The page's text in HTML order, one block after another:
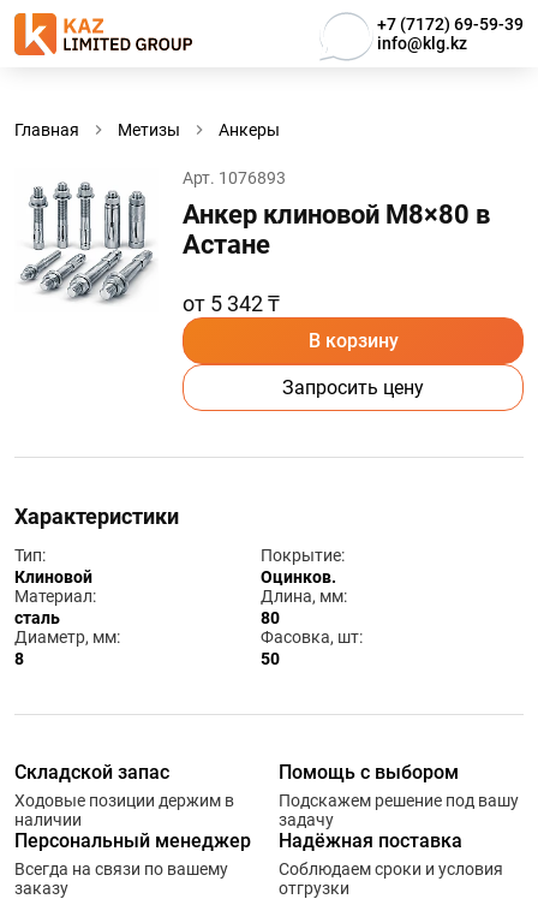
+7 (7172) 69-59-39
info@klg.kz
Главная Метизы Анкеры
Арт. 1076893
Анкер клиновой М8×80 в
Астанe
от 5 342 ₸
В корзину
Запросить цену
Характеристики
Тип:
Клиновой
Покрытие:
Оцинков.
Материал:
сталь
Длина, мм:
80
Диаметр, мм:
8
Фасовка, шт:
50
Складской запас
Ходовые позиции держим в
наличии
Помощь с выбором
Подскажем решение под вашу
задачу
Персональный менеджер
Всегда на связи по вашему
заказу
Надёжная поставка
Соблюдаем сроки и условия
отгрузки